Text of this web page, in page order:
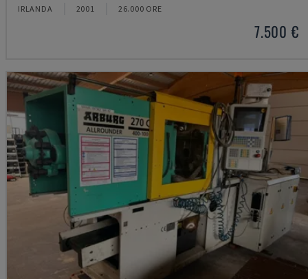
IRLANDA 2001 26.000 ORE
7.500 €